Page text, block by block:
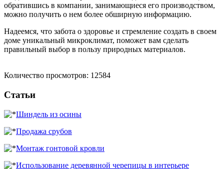
обратившись в компании, занимающиеся его производством,
можно получить о нем более обширную информацию.
Надеемся, что забота о здоровье и стремление создать в своем
доме уникальный микроклимат, поможет вам сделать
правильный выбор в пользу природных материалов.
Количество просмотров: 12584
Статьи
Шиндель из осины
Продажа срубов
Монтаж гонтовой кровли
Использование деревянной черепицы в интерьере